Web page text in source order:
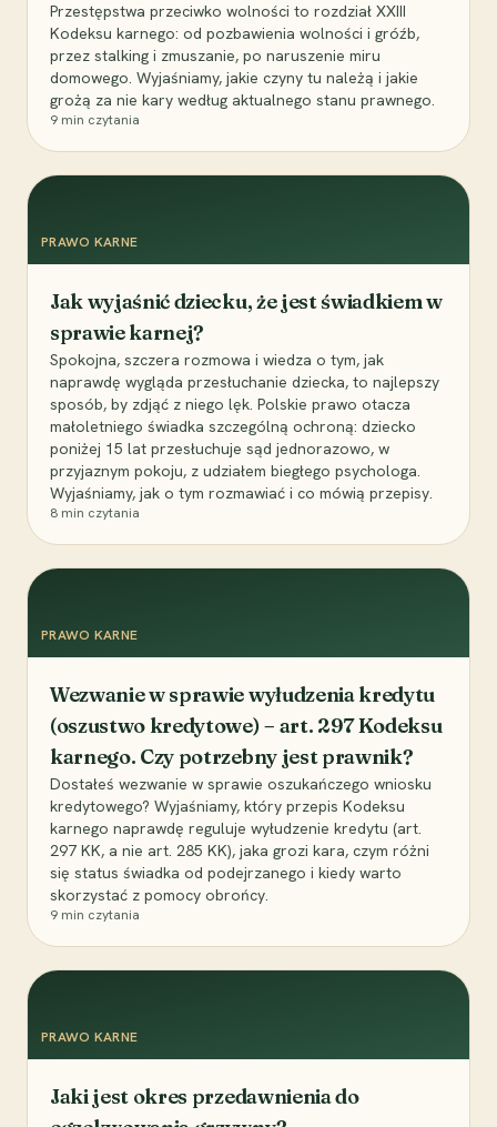
Przestępstwa przeciwko wolności to rozdział XXIII
Kodeksu karnego: od pozbawienia wolności i gróźb,
przez stalking i zmuszanie, po naruszenie miru
domowego. Wyjaśniamy, jakie czyny tu należą i jakie
grożą za nie kary według aktualnego stanu prawnego.
9 min czytania
PRAWO KARNE
Jak wyjaśnić dziecku, że jest świadkiem w
sprawie karnej?
Spokojna, szczera rozmowa i wiedza o tym, jak
naprawdę wygląda przesłuchanie dziecka, to najlepszy
sposób, by zdjąć z niego lęk. Polskie prawo otacza
małoletniego świadka szczególną ochroną: dziecko
poniżej 15 lat przesłuchuje sąd jednorazowo, w
przyjaznym pokoju, z udziałem biegłego psychologa.
Wyjaśniamy, jak o tym rozmawiać i co mówią przepisy.
8 min czytania
PRAWO KARNE
Wezwanie w sprawie wyłudzenia kredytu
(oszustwo kredytowe) – art. 297 Kodeksu
karnego. Czy potrzebny jest prawnik?
Dostałeś wezwanie w sprawie oszukańczego wniosku
kredytowego? Wyjaśniamy, który przepis Kodeksu
karnego naprawdę reguluje wyłudzenie kredytu (art.
297 KK, a nie art. 285 KK), jaka grozi kara, czym różni
się status świadka od podejrzanego i kiedy warto
skorzystać z pomocy obrońcy.
9 min czytania
PRAWO KARNE
Jaki jest okres przedawnienia do